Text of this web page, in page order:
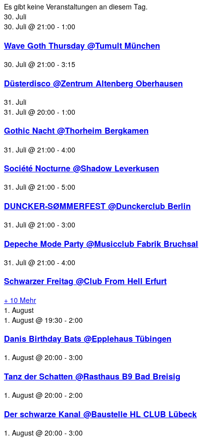
Es gibt keine Veranstaltungen an diesem Tag.
30. Juli
30. Juli @ 21:00 - 1:00
Wave Goth Thursday @Tumult München
30. Juli @ 21:00 - 3:15
Düsterdisco @Zentrum Altenberg Oberhausen
31. Juli
31. Juli @ 20:00 - 1:00
Gothic Nacht @Thorheim Bergkamen
31. Juli @ 21:00 - 4:00
Société Nocturne @Shadow Leverkusen
31. Juli @ 21:00 - 5:00
DUNCKER-SØMMERFEST @Dunckerclub Berlin
31. Juli @ 21:00 - 3:00
Depeche Mode Party @Musicclub Fabrik Bruchsal
31. Juli @ 21:00 - 4:00
Schwarzer Freitag @Club From Hell Erfurt
+ 10 Mehr
1. August
1. August @ 19:30 - 2:00
Danis Birthday Bats @Epplehaus Tübingen
1. August @ 20:00 - 3:00
Tanz der Schatten @Rasthaus B9 Bad Breisig
1. August @ 20:00 - 2:00
Der schwarze Kanal @Baustelle HL CLUB Lübeck
1. August @ 20:00 - 3:00